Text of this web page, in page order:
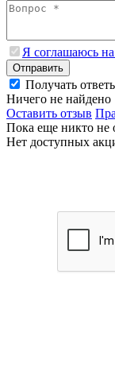
Я соглашаюсь
Отправить
Получать
Ничего не найдено
Оставить отзыв
Пока еще никто не
Нет доступных